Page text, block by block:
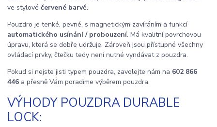
ve stylové červené barvě.
Pouzdro je tenké, pevné, s magnetickým zavíráním a funkcí
automatického usínání / probouzení. Má kvalitní povrchovou
úpravu, která se dobře udržuje. Zároveň jsou přístupné všechny
ovládací prvky, čtečku tedy není nutné vyndávat z pouzdra.
Pokud si nejste jisti typem pouzdra, zavolejte nám na 602 866
446 a přesně Vám poradíme výběrem pouzdra.
VÝHODY POUZDRA DURABLE
LOCK: